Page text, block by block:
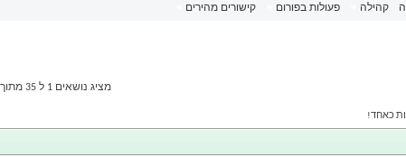
קהילה פעולות בפורום קישורים מהירים
מציג נושאים 1 ל 35 מתוך 1317
כאחד!